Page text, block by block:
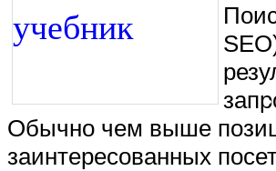
Обычно чем выше
заинтересованных